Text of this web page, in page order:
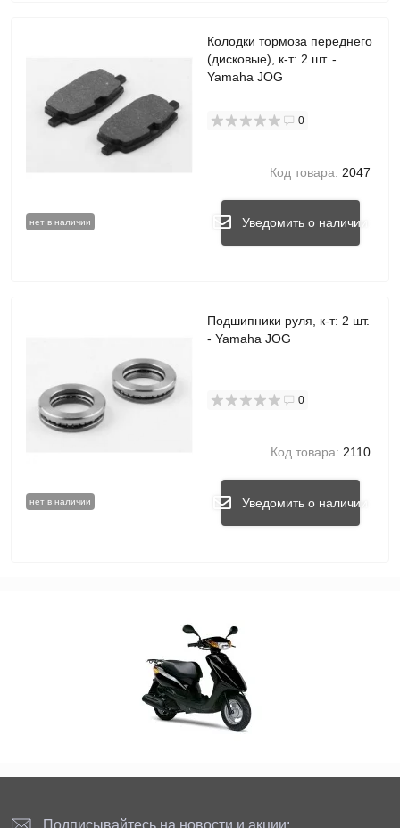
нет в наличии
Колодки тормоза переднего
(дисковые), к-т: 2 шт. -
Yamaha JOG
0
Код товара: 2047
Уведомить о наличии
нет в наличии
Подшипники руля, к-т: 2 шт.
- Yamaha JOG
0
Код товара: 2110
Уведомить о наличии
Подписывайтесь на новости и акции: